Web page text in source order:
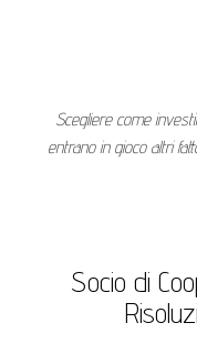
Scegliere come
entrano in gioco altri
Socio di